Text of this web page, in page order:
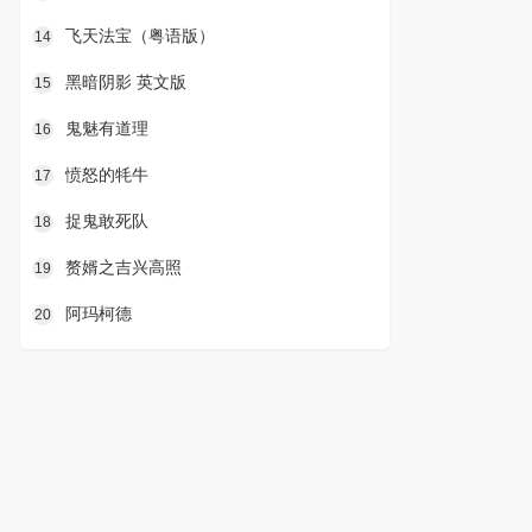
14 飞天法宝（粤语版）
15 黑暗阴影 英文版
16 鬼魅有道理
17 愤怒的牦牛
18 捉鬼敢死队
19 赘婿之吉兴高照
20 阿玛柯德